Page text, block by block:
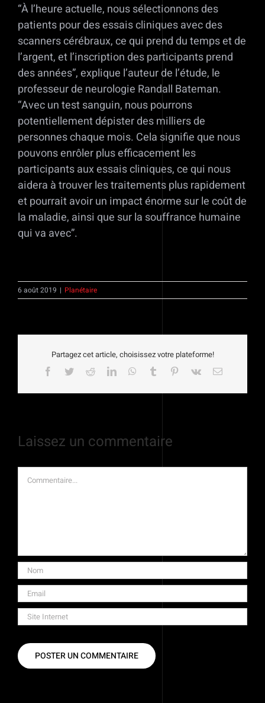
“À l’heure actuelle, nous sélectionnons des
patients pour des essais cliniques avec des
scanners cérébraux, ce qui prend du temps et de
l’argent, et l’inscription des participants prend
des années”, explique l’auteur de l’étude, le
professeur de neurologie Randall Bateman.
“Avec un test sanguin, nous pourrons
potentiellement dépister des milliers de
personnes chaque mois. Cela signifie que nous
pouvons enrôler plus efficacement les
participants aux essais cliniques, ce qui nous
aidera à trouver les traitements plus rapidement
et pourrait avoir un impact énorme sur le coût de
la maladie, ainsi que sur la souffrance humaine
qui va avec”.
6 août 2019 | Planétaire
Partagez cet article, choisissez votre plateforme!
Facebook
TwitterRedditLinkedInWhatsApp
Tumblr Pinterest
Vk Email
Laissez un commentaire
Commentaire